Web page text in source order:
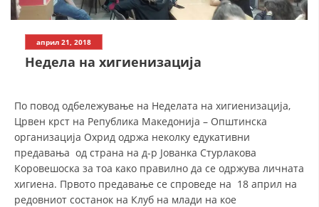
ИСТОРИЈАТ НА ДВИЖЕЊЕТО
СТРУКТУРА НА ОРГАНИЗАЦИЈАТА
ЧЛЕНСТВО ВО ПРОФЕСИОНАЛНИ ТЕЛА
ЗАКОН ЗА ЦКРМ
СТАТУТ НА ЦКРМ
април 21, 2018
Недела на хигиенизација
По повод одбележување на Неделата на хигиенизација,
Црвен крст на Република Македонија – Општинска
организација Охрид одржа неколку едукативни
предавања од страна на д-р Јованка Стурлакова
Коровешоска за тоа како правилно да се одржува личната
хигиена. Првото предавање се спроведе на 18 април на
редовниот состанок на Клуб на млади на кое